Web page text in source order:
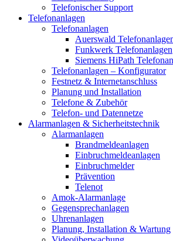
Telefonischer Support
Telefonanlagen
Telefonanlagen
Auerswald
Funkwerk Telefonanlagen
Siemens HiPath
Telefonanlagen – Konfigurator
Festnetz & Internetanschluss
Planung und Installation
Telefone & Zubehör
Telefon- und Datennetze
Alarmanlagen & Sicherheitstechnik
Alarmanlagen
Brandmeldeanlagen
Einbruchmeldeanlagen
Einbruchmelder
Prävention
Telenot
Amok-Alarmanlage
Gegensprechanlagen
Uhrenanlagen
Planung, Installation & Wartung